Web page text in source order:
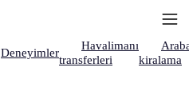
Deneyimler
Havalimanı
transferleri
kiralama